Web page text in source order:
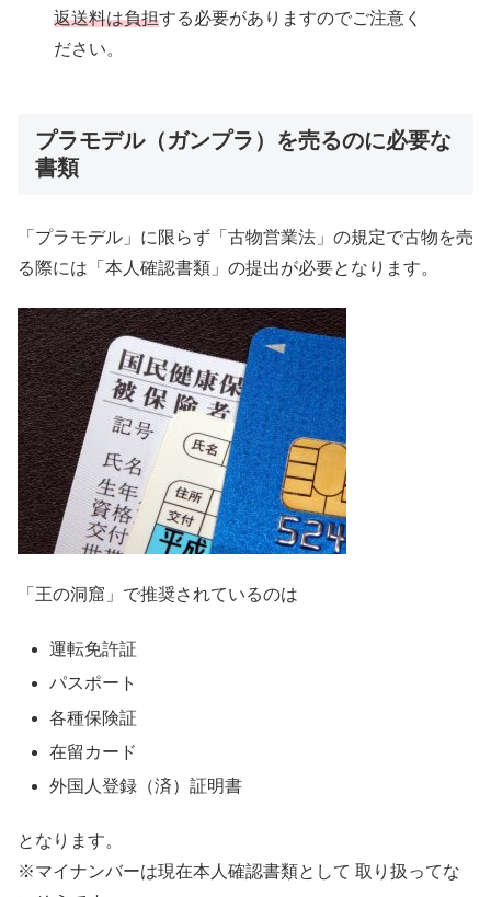
返送料は負担する必要がありますのでご注意く
ださい。
プラモデル（ガンプラ）を売るのに必要な
書類
「プラモデル」に限らず「古物営業法」の規定で古物を売
る際には「本人確認書類」の提出が必要となります。
「王の洞窟」で推奨されているのは
運転免許証
パスポート
各種保険証
在留カード
外国人登録（済）証明書
となります。
※マイナンバーは現在本人確認書類として 取り扱ってな